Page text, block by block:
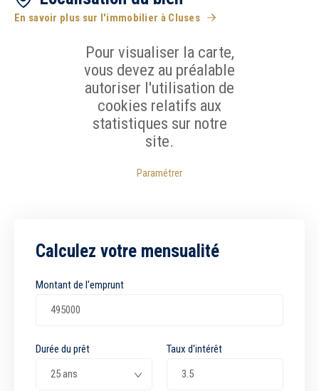
En savoir plus sur l'immobilier à Cluses
Pour visualiser la carte,
vous devez au préalable
autoriser l'utilisation de
cookies relatifs aux
statistiques sur notre
site.
Paramétrer
Calculez votre mensualité
Montant de l'emprunt
Durée du prêt Taux d'intérêt